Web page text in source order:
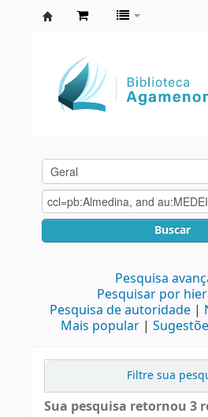
Agamenon
Magalhães
Buscar
Pesquisa
Pesquisar por
Pesquisa de autoridade
Mais popular
Filtre sua
Sua pesquisa retornou 3